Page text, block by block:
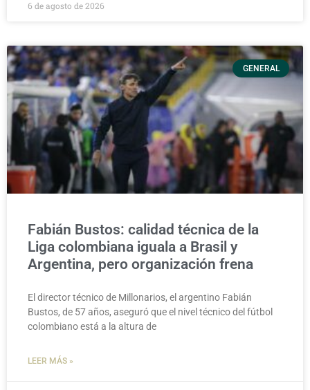
6 de agosto de 2026
GENERAL
Fabián Bustos: calidad técnica de la
Liga colombiana iguala a Brasil y
Argentina, pero organización frena
El director técnico de Millonarios, el argentino Fabián
Bustos, de 57 años, aseguró que el nivel técnico del fútbol
colombiano está a la altura de
LEER MÁS »